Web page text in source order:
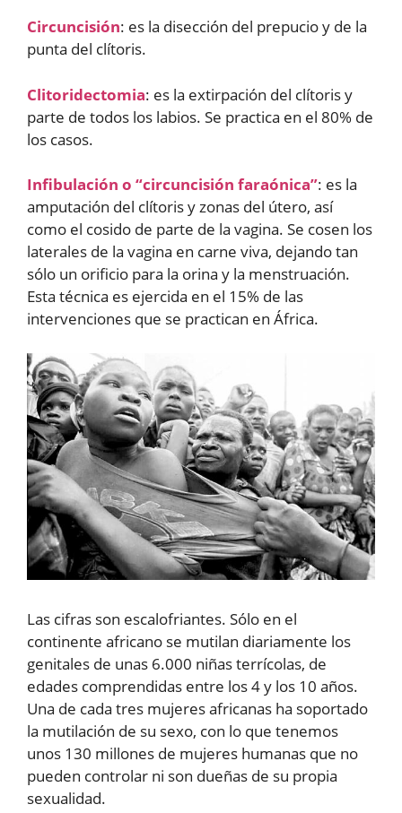
Circuncisión: es la disección del prepucio y de la
punta del clítoris.
Clitoridectomia: es la extirpación del clítoris y
parte de todos los labios. Se practica en el 80% de
los casos.
Infibulación o “circuncisión faraónica”: es la
amputación del clítoris y zonas del útero, así
como el cosido de parte de la vagina. Se cosen los
laterales de la vagina en carne viva, dejando tan
sólo un orificio para la orina y la menstruación.
Esta técnica es ejercida en el 15% de las
intervenciones que se practican en África.
Las cifras son escalofriantes. Sólo en el
continente africano se mutilan diariamente los
genitales de unas 6.000 niñas terrícolas, de
edades comprendidas entre los 4 y los 10 años.
Una de cada tres mujeres africanas ha soportado
la mutilación de su sexo, con lo que tenemos
unos 130 millones de mujeres humanas que no
pueden controlar ni son dueñas de su propia
sexualidad.